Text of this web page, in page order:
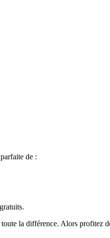
de :
la différence. Alors